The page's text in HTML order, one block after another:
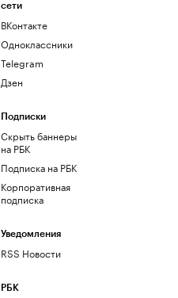
сети
ВКонтакте
Одноклассники
Telegram
Дзен
Подписки
Скрыть баннеры
на РБК
Подписка на РБК
Корпоративная
подписка
Уведомления
RSS Новости
РБК